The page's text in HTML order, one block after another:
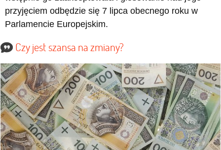
przyjęciem odbędzie się 7 lipca obecnego roku w
Parlamencie Europejskim.
Czy jest szansa na zmiany?